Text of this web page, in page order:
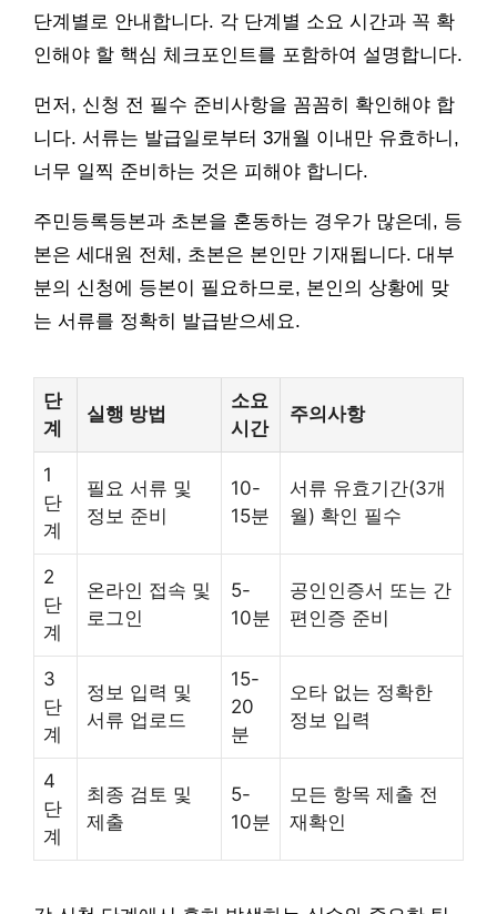
단계별로 안내합니다. 각 단계별 소요 시간과 꼭 확
인해야 할 핵심 체크포인트를 포함하여 설명합니다.
먼저, 신청 전 필수 준비사항을 꼼꼼히 확인해야 합
니다. 서류는 발급일로부터 3개월 이내만 유효하니,
너무 일찍 준비하는 것은 피해야 합니다.
주민등록등본과 초본을 혼동하는 경우가 많은데, 등
본은 세대원 전체, 초본은 본인만 기재됩니다. 대부
분의 신청에 등본이 필요하므로, 본인의 상황에 맞
는 서류를 정확히 발급받으세요.
단
계
실행 방법
소요
시간
주의사항
1
단
계
필요 서류 및
정보 준비
10-
15분
서류 유효기간(3개
월) 확인 필수
2
단
계
온라인 접속 및
로그인
5-
10분
공인인증서 또는 간
편인증 준비
3
단
계
정보 입력 및
서류 업로드
15-
20
분
오타 없는 정확한
정보 입력
4
단
계
최종 검토 및
제출
5-
10분
모든 항목 제출 전
재확인